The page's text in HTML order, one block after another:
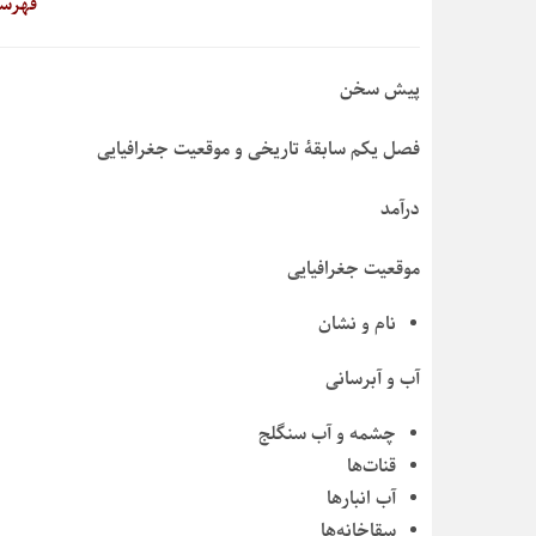
پیش سخن
فصل یکم سابقۀ تاریخی و موقعیت جغرافیایی
درآمد
موقعیت جغرافیایی
نام و نشان
آب و آبرسانی
چشمه و آب سنگلج
قنات‌ها
آب انبارها